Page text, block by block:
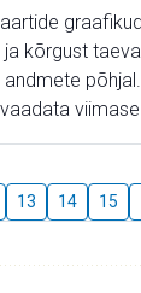
kõrgust
13 14 15